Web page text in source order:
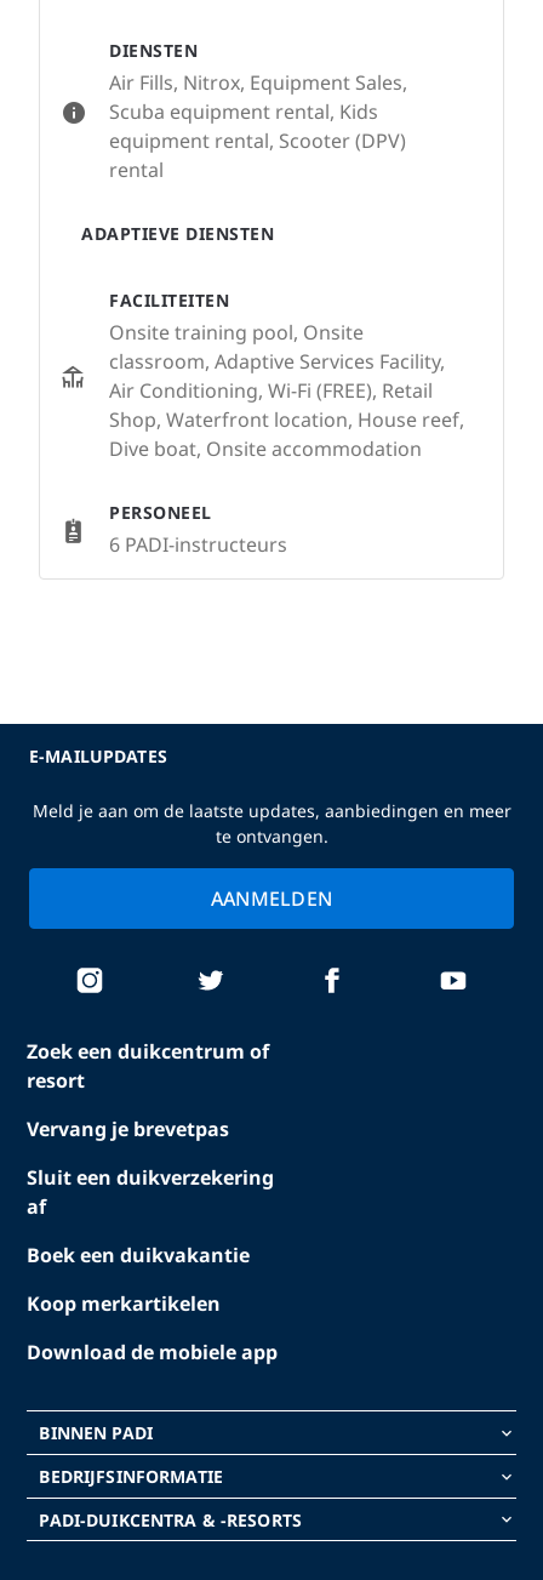
DIENSTEN
Air Fills, Nitrox, Equipment Sales,
Scuba equipment rental, Kids
equipment rental, Scooter (DPV)
rental
ADAPTIEVE DIENSTEN
FACILITEITEN
Onsite training pool, Onsite
classroom, Adaptive Services Facility,
Air Conditioning, Wi-Fi (FREE), Retail
Shop, Waterfront location, House reef,
Dive boat, Onsite accommodation
PERSONEEL
6 PADI-instructeurs
Zoek een duikcentrum of
resort
Vervang je brevetpas
Sluit een duikverzekering
af
Boek een duikvakantie
Koop merkartikelen
Download de mobiele app
BINNEN PADI keyboard_arrow_down
BEDRIJFSINFORMATIE keyboard_arrow_down
PADI-DUIKCENTRA & -RESORTS keyboard_arrow_down
E-MAILUPDATES
Meld je aan om de laatste updates, aanbiedingen en meer
te ontvangen.
AANMELDEN